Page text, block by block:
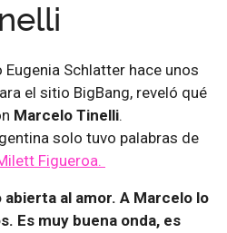
Schlatter hace unos
el sitio BigBang, reveló qué
Marcelo Tinelli.
solo tuvo palabras de
Figueroa.
al amor. A Marcelo lo
Es muy buena onda, es